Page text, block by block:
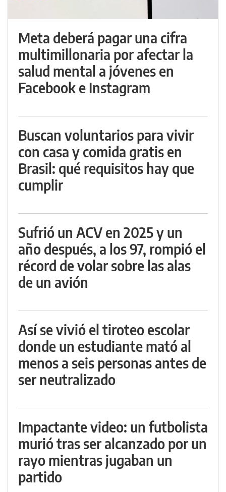
Meta deberá pagar una cifra
multimillonaria por afectar la
salud mental a jóvenes en
Facebook e Instagram
Buscan voluntarios para vivir
con casa y comida gratis en
Brasil: qué requisitos hay que
cumplir
Sufrió un ACV en 2025 y un
año después, a los 97, rompió el
récord de volar sobre las alas
de un avión
Así se vivió el tiroteo escolar
donde un estudiante mató al
menos a seis personas antes de
ser neutralizado
Impactante video: un futbolista
murió tras ser alcanzado por un
rayo mientras jugaban un
partido